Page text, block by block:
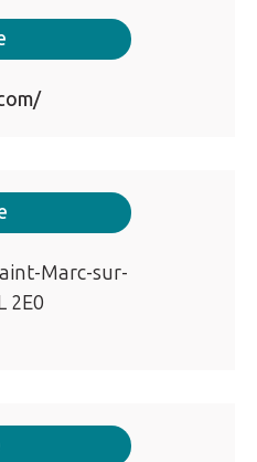
Marc-sur-
2E0